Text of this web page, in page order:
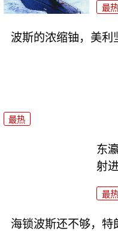
最热
波斯的浓缩铀，美利
最热
东
射
最热
海锁波斯还不够，特